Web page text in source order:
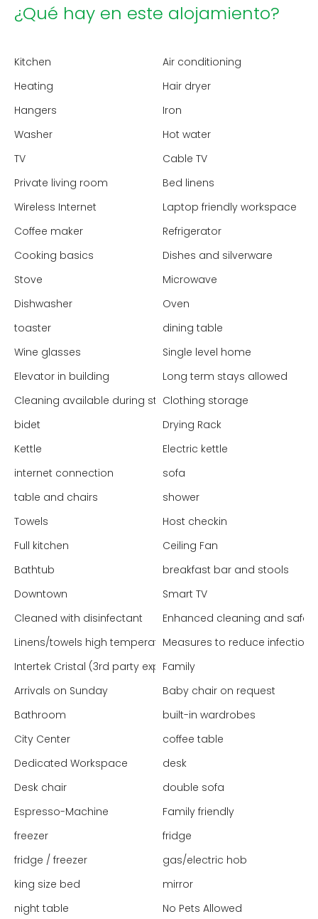
¿Qué hay en este alojamiento?
Kitchen
Air conditioning
Heating
Hair dryer
Hangers
Iron
Washer
Hot water
TV
Cable TV
Private living room
Bed linens
Wireless Internet
Laptop friendly workspace
Coffee maker
Refrigerator
Cooking basics
Dishes and silverware
Stove
Microwave
Dishwasher
Oven
toaster
dining table
Wine glasses
Single level home
Elevator in building
Long term stays allowed
Cleaning available during stayClothing storage
bidet
Drying Rack
Kettle
Electric kettle
internet connection
sofa
table and chairs
shower
Towels
Host checkin
Full kitchen
Ceiling Fan
Bathtub
breakfast bar and stools
Downtown
Smart TV
Cleaned with disinfectant
Enhanced cleaning and
Linens/towels high temperature washedMeasures to reduce infection
Intertek Cristal (3rd party expert - Global)
Family
Arrivals on Sunday
Baby chair on request
Bathroom
built-in wardrobes
City Center
coffee table
Dedicated Workspace
desk
Desk chair
double sofa
Espresso-Machine
Family friendly
freezer
fridge
fridge / freezer
gas/electric hob
king size bed
mirror
night table
No Pets Allowed